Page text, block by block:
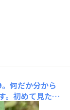
何だか分から
。初めて見たか
ここは田舎道っ